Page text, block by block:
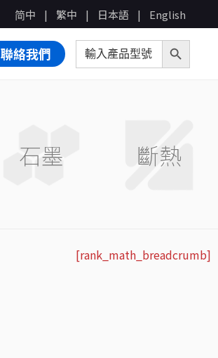
简中 繁中 日本語 English
聯絡我們 Search for: Search
石墨 斷熱
[rank_math_breadcrumb]